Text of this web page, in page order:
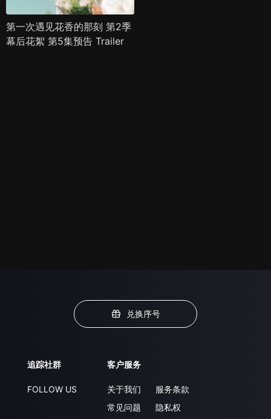
第一次遇见花香的那刻 第2季
幕后花絮 第5集预告 Trailer
兑换序号
追踪社群
FOLLOW US
客户服务
关于我们
常见问题
服务条款
隐私权